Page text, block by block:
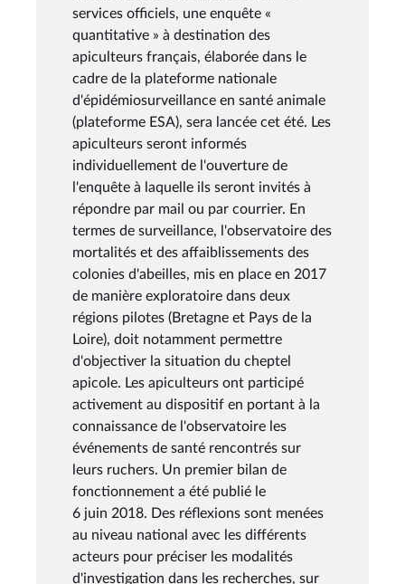
services officiels, une enquête «
quantitative » à destination des
apiculteurs français, élaborée dans le
cadre de la plateforme nationale
d'épidémiosurveillance en santé animale
(plateforme ESA), sera lancée cet été. Les
apiculteurs seront informés
individuellement de l'ouverture de
l'enquête à laquelle ils seront invités à
répondre par mail ou par courrier. En
termes de surveillance, l'observatoire des
mortalités et des affaiblissements des
colonies d'abeilles, mis en place en 2017
de manière exploratoire dans deux
régions pilotes (Bretagne et Pays de la
Loire), doit notamment permettre
d'objectiver la situation du cheptel
apicole. Les apiculteurs ont participé
activement au dispositif en portant à la
connaissance de l'observatoire les
événements de santé rencontrés sur
leurs ruchers. Un premier bilan de
fonctionnement a été publié le
6 juin 2018. Des réflexions sont menées
au niveau national avec les différents
acteurs pour préciser les modalités
d'investigation dans les recherches, sur